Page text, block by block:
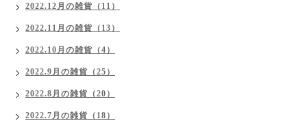
2022.12月の雑貨（11）
2022.11月の雑貨（13）
2022.10月の雑貨（4）
2022.9月の雑貨（25）
2022.8月の雑貨（20）
2022.7月の雑貨（18）